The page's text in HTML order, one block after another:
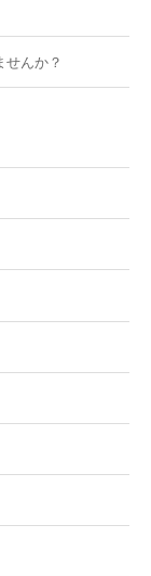
せんか？